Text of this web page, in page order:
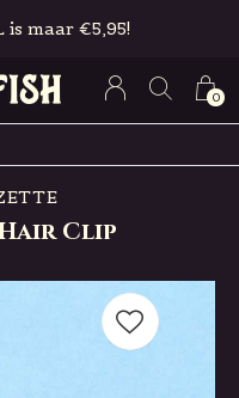
0
is maar €5,95!
Clip